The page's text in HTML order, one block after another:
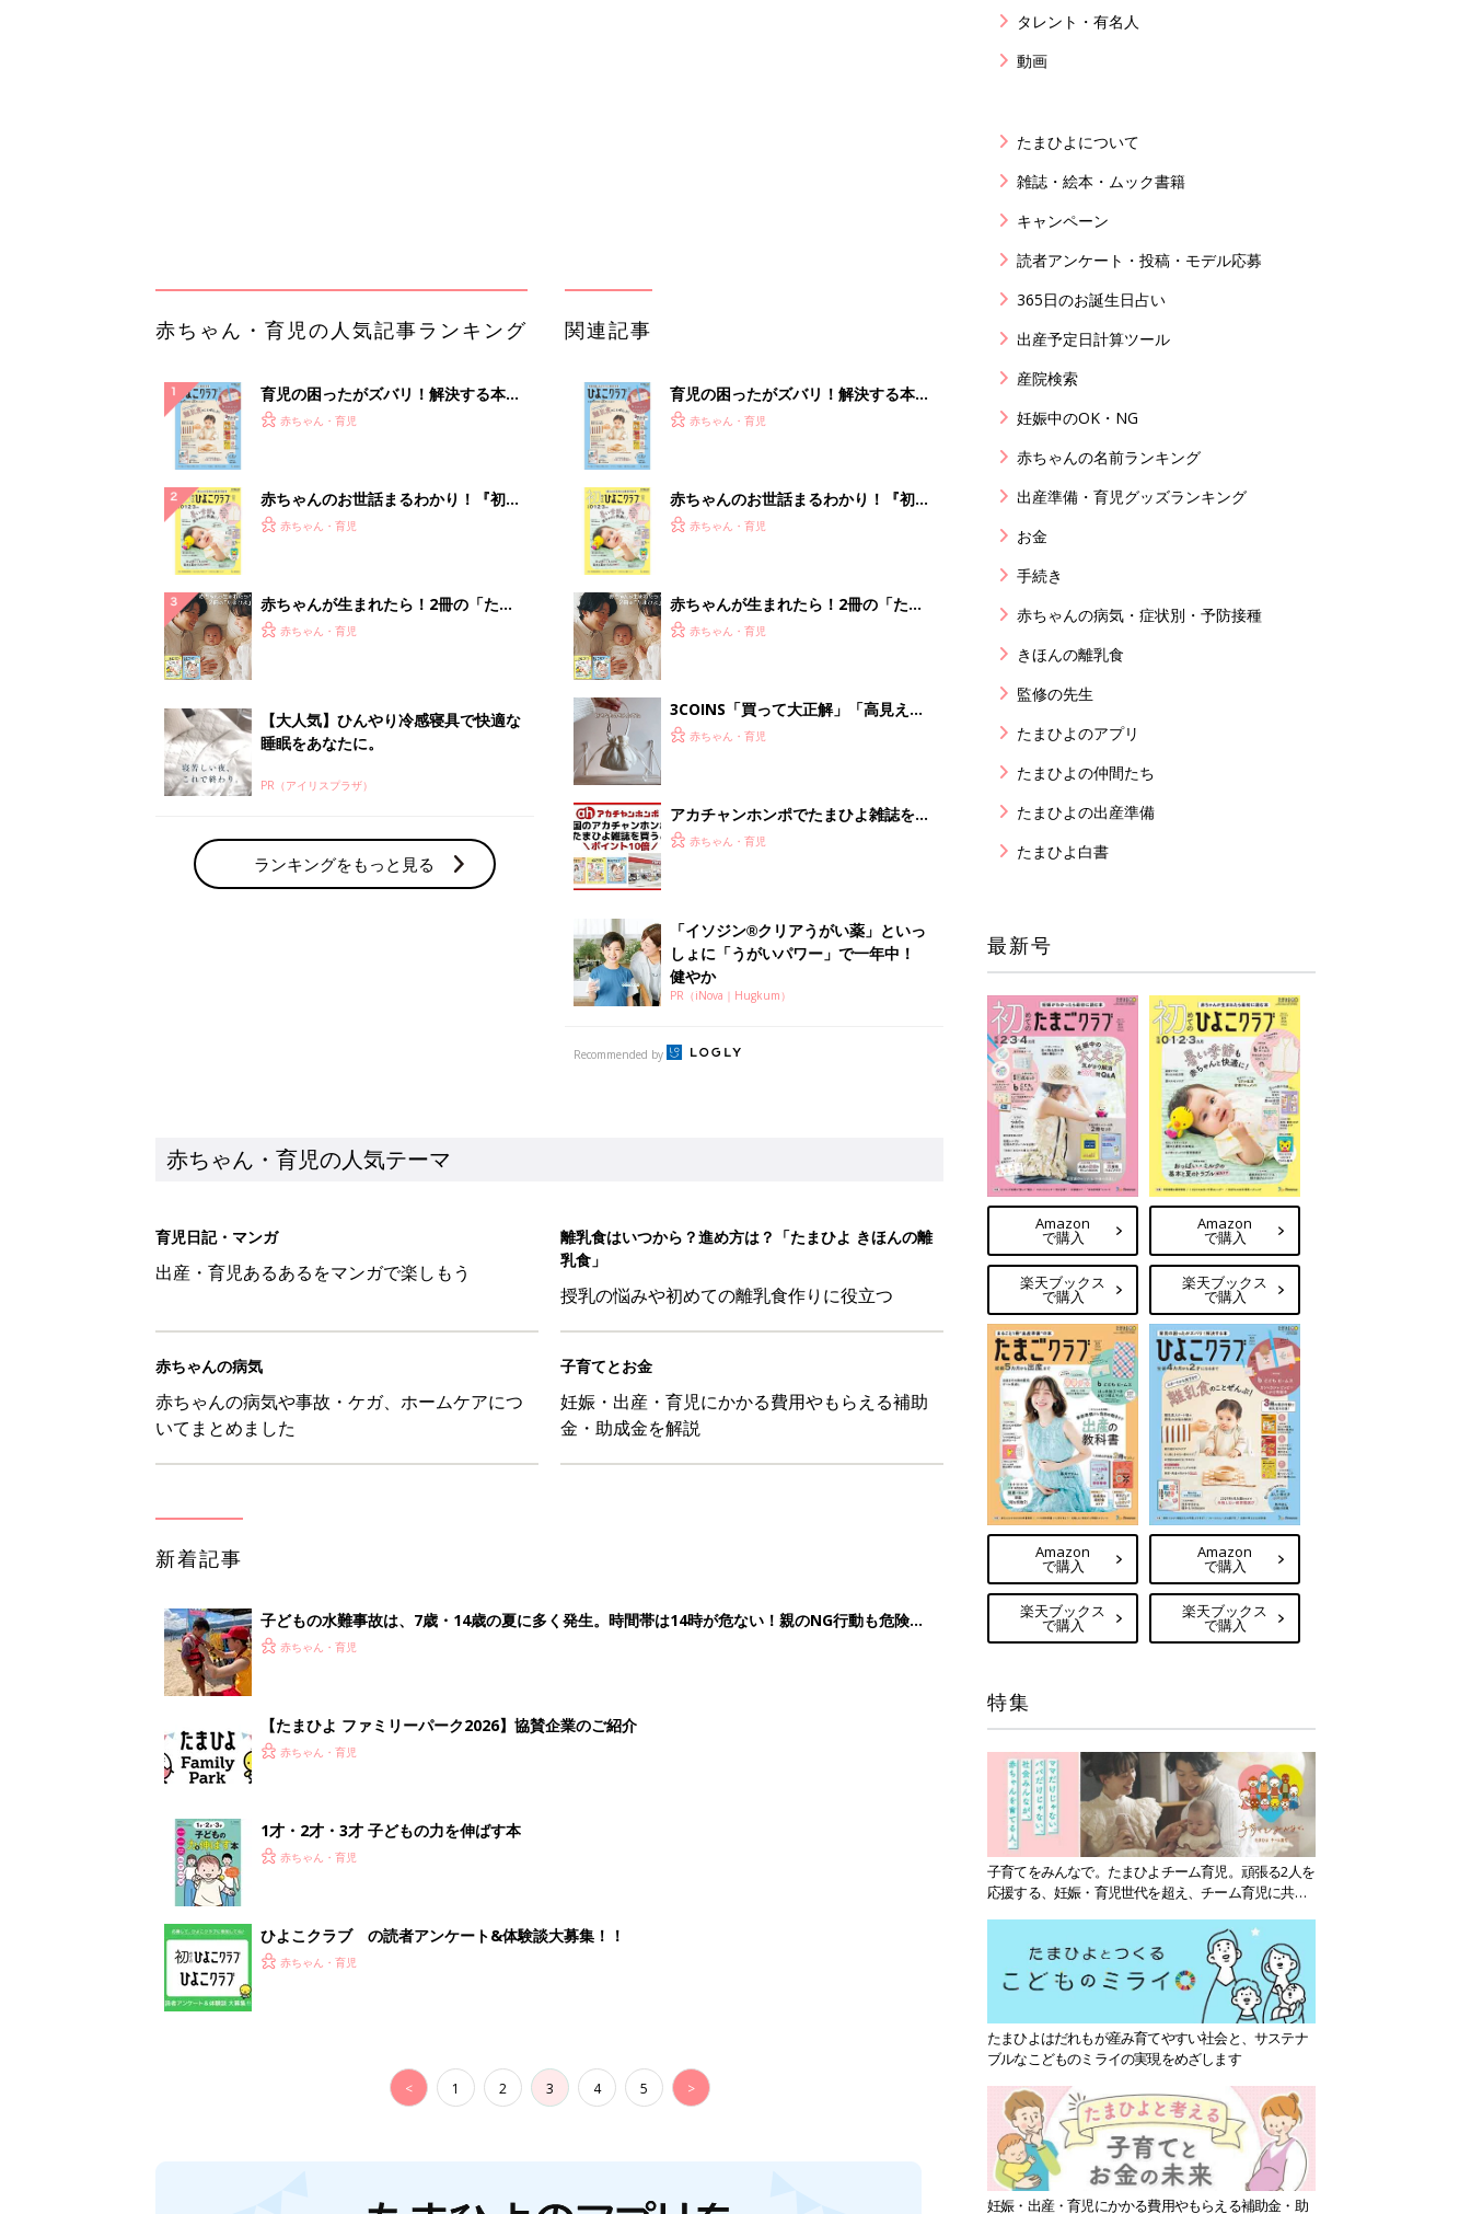
睡眠をあなたに。
PR（アイリスプラザ）
ランキングをもっと見る
ズ4選
しょに「うがいパワー」で一年中！
健やか
PR（iNova｜Hugkum）
赤ちゃん・育児の人気テーマ
育児日記・マンガ
離乳食はいつから？進め方は？「たまひよ きほんの離
授乳の悩みや初めての離乳食作りに役立つ
子育てとお金
妊娠・出産・育児にかかる費用やもらえる補助
金・助成金を解説
子どもの水難事故は、7歳・14歳の夏に多く発生。時間帯は14時が危ない！親のNG行動も危険を
まねく【専門家】
赤ちゃん・育児
【たまひよ ファミリーパーク2026】協賛企業のご紹介
赤ちゃん・育児
1才・2才・3才 子どもの力を伸ばす本
< 1 2 3 4
タレント・有名人
動画
たまひよについて
雑誌・絵本・ムック書籍
キャンペーン
読者アンケート・投稿・モデル応募
365日のお誕生日占い
出産予定日計算ツール
産院検索
妊娠中のOK・NG
赤ちゃんの名前ランキング
出産準備・育児グッズランキング
お金
手続き
赤ちゃんの病気・症状別・予防接種
きほんの離乳食
監修の先生
たまひよのアプリ
たまひよの仲間たち
たまひよの出産準備
たまひよ白書
最新号
Amazon
で購入
楽天ブックス
で購入
Amazon
で購入
楽天ブックス
で購入
Amazon
で購入
楽天ブックス
で購入
Amazon
で購入
楽天ブックス
で購入
特集
子育てをみんなで。たまひよチーム育児。頑張る2人を
応援する、妊娠・育児世代を超え、チーム育児に共感
たまひよはだれもが産み育てやすい社会と、サステナ
ブルなこどものミライの実現をめざします
妊娠・出産・育児にかかる費用やもらえる補助金・助